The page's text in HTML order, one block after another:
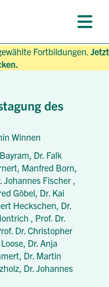
Fortbildungen.Jetzt
des
Winnen
Dr. Falk
Manfred Born,
Johannes Fischer ,
Göbel, Dr. Kai
Heckschen, Dr.
, Prof. Dr.
Dr. Christopher
Dr. Anja
Dr. Martin
Dr. Johannes